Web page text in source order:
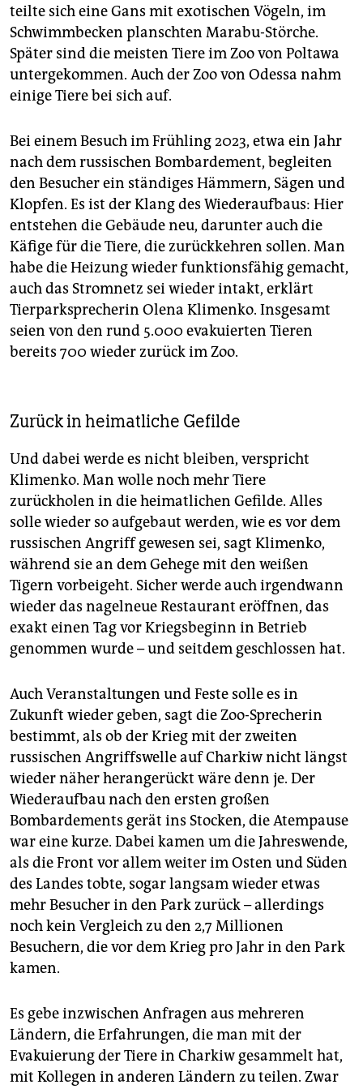
teilte sich eine Gans mit exotischen Vögeln, im
Schwimmbecken planschten Marabu-Störche.
Später sind die meisten Tiere im Zoo von Poltawa
untergekommen. Auch der Zoo von Odessa nahm
einige Tiere bei sich auf.
Bei einem Besuch im Frühling 2023, etwa ein Jahr
nach dem russischen Bombardement, begleiten
den Besucher ein ständiges Hämmern, Sägen und
Klopfen. Es ist der Klang des Wiederaufbaus: Hier
entstehen die Gebäude neu, darunter auch die
Käfige für die Tiere, die zurückkehren sollen. Man
habe die Heizung wieder funktionsfähig gemacht,
auch das Stromnetz sei wieder intakt, erklärt
Tierparksprecherin Olena Klimenko. Insgesamt
seien von den rund 5.000 evakuierten Tieren
bereits 700 wieder zurück im Zoo.
Zurück in heimatliche Gefilde
Und dabei werde es nicht bleiben, verspricht
Klimenko. Man wolle noch mehr Tiere
zurückholen in die heimatlichen Gefilde. Alles
solle wieder so aufgebaut werden, wie es vor dem
russischen Angriff gewesen sei, sagt Klimenko,
während sie an dem Gehege mit den weißen
Tigern vorbeigeht. Sicher werde auch irgendwann
wieder das nagelneue Restaurant eröffnen, das
exakt einen Tag vor Kriegsbeginn in Betrieb
genommen wurde – und seitdem geschlossen hat.
Auch Veranstaltungen und Feste solle es in
Zukunft wieder geben, sagt die Zoo-Sprecherin
bestimmt, als ob der Krieg mit der zweiten
russischen Angriffswelle auf Charkiw nicht längst
wieder näher herangerückt wäre denn je. Der
Wiederaufbau nach den ersten großen
Bombardements gerät ins Stocken, die Atempause
war eine kurze. Dabei kamen um die Jahreswende,
als die Front vor allem weiter im Osten und Süden
des Landes tobte, sogar langsam wieder etwas
mehr Besucher in den Park zurück – allerdings
noch kein Vergleich zu den 2,7 Millionen
Besuchern, die vor dem Krieg pro Jahr in den Park
kamen.
Es gebe inzwischen Anfragen aus mehreren
Ländern, die Erfahrungen, die man mit der
Evakuierung der Tiere in Charkiw gesammelt hat,
mit Kollegen in anderen Ländern zu teilen. Zwar